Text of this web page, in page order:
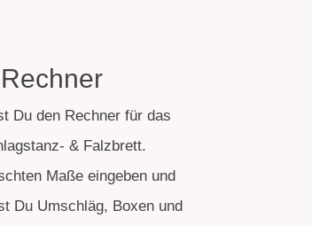
Rechner
Du den Rechner für das
& Falzbrett.
Maße eingeben und
Du Umschläg, Boxen und